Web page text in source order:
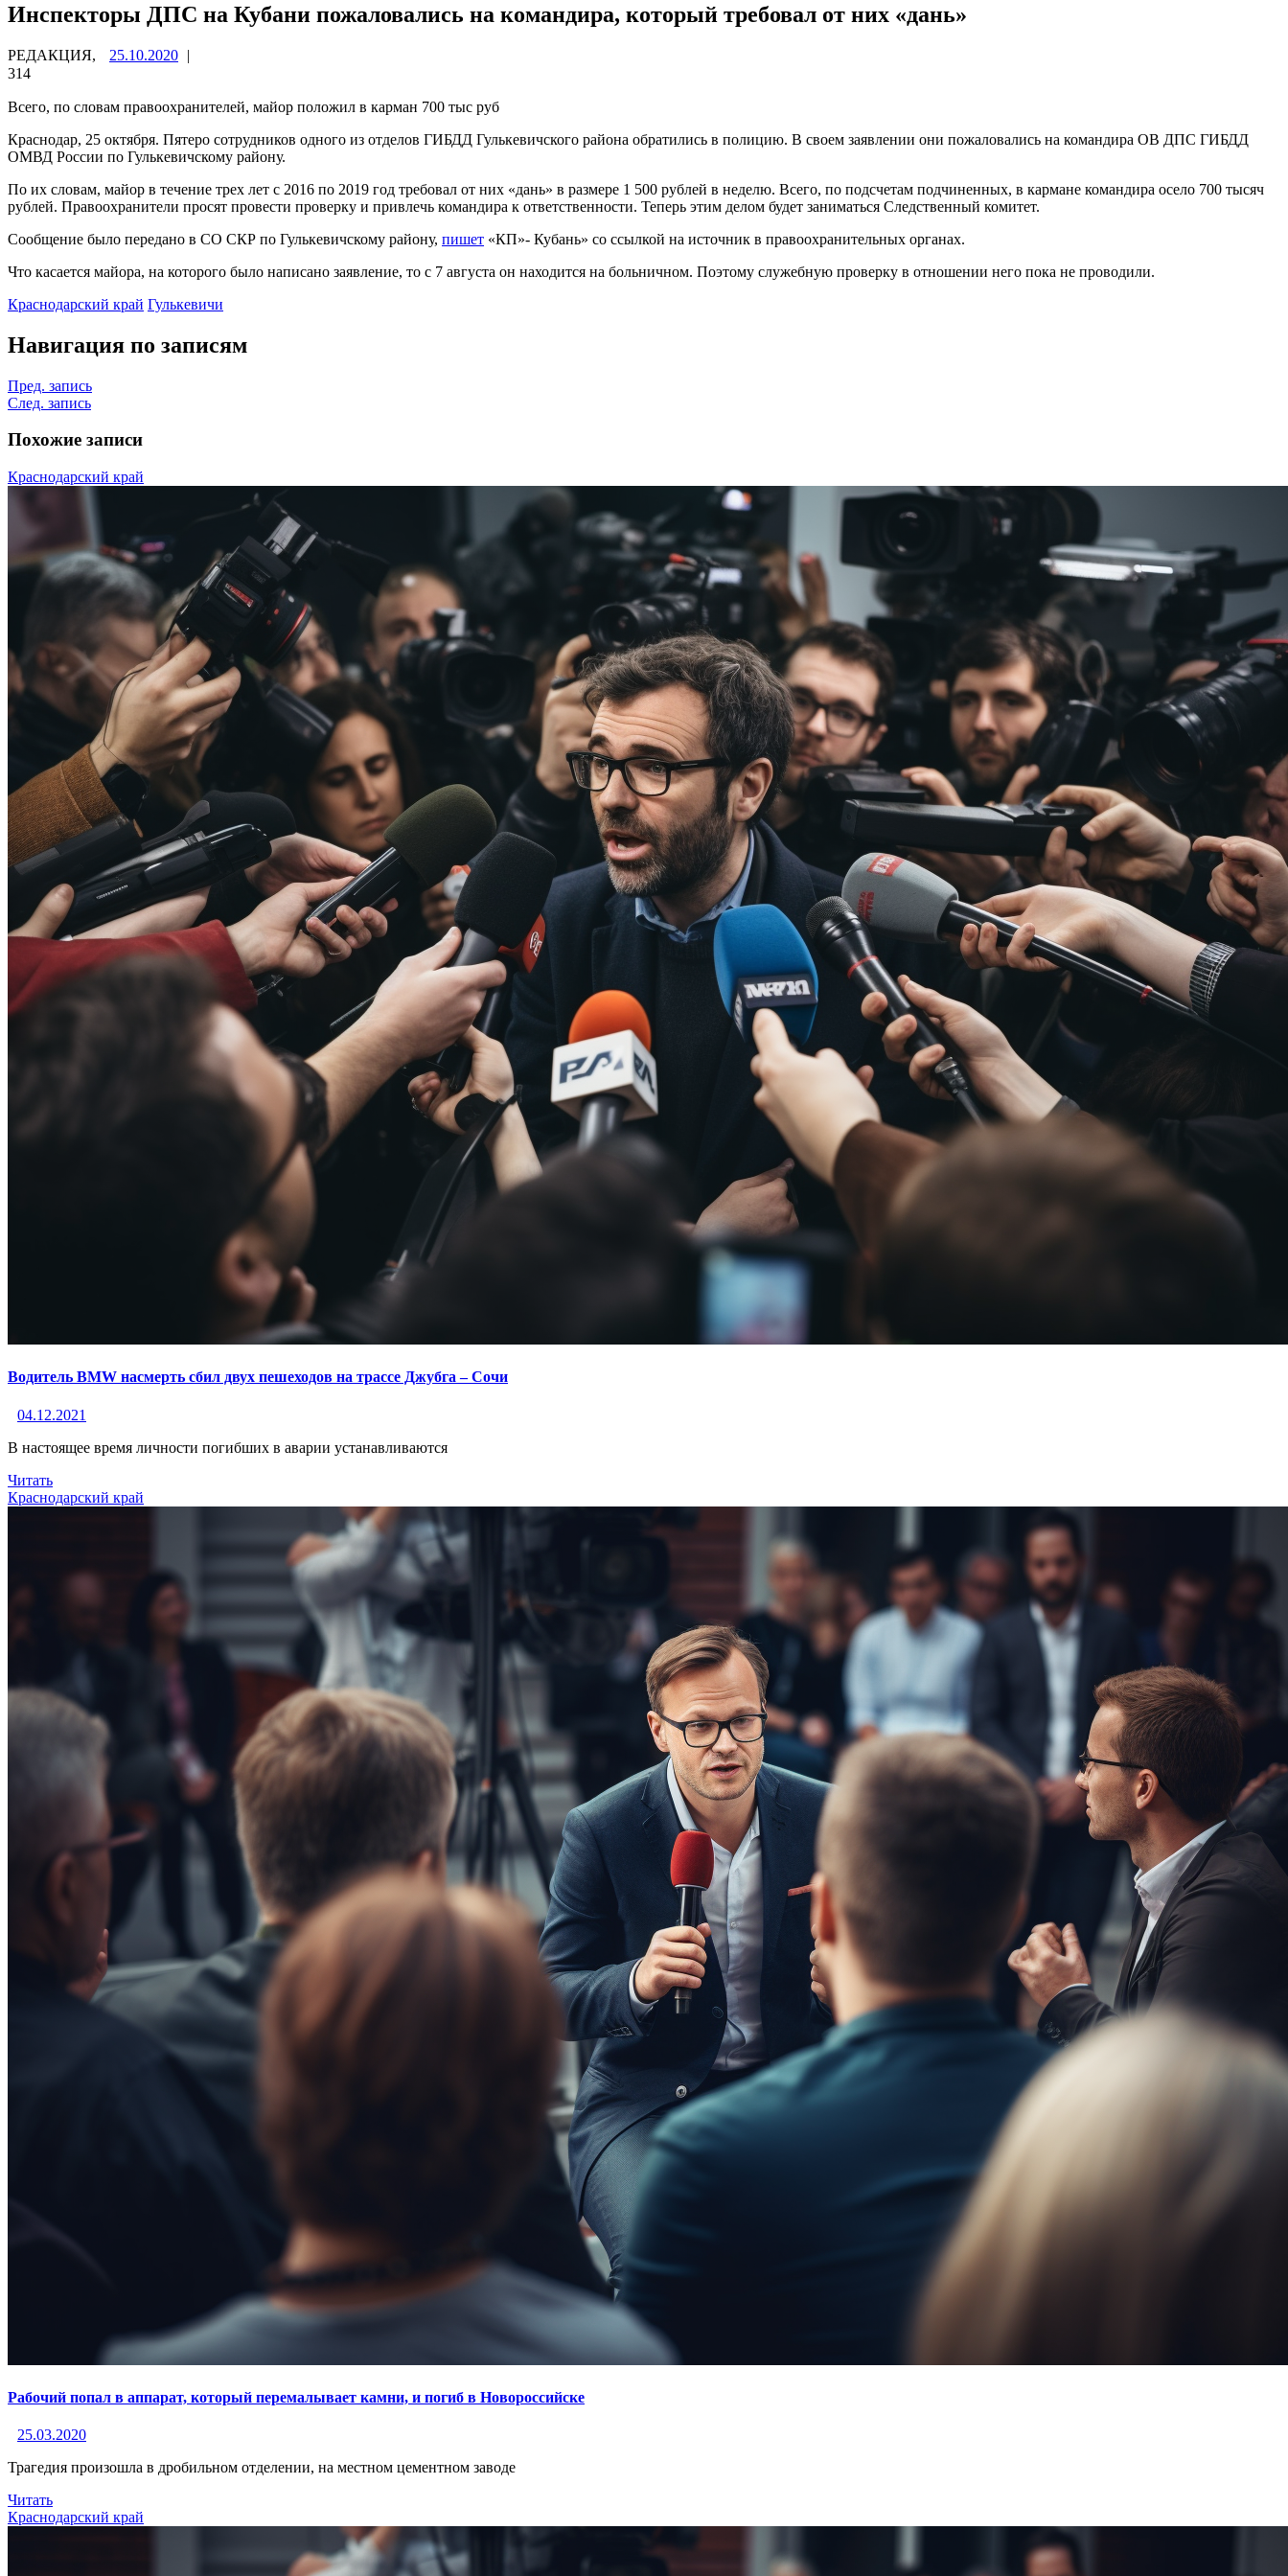
Инспекторы ДПС на Кубани пожаловались на командира, который требовал от них «дань»
РЕДАКЦИЯ, 25.10.2020 |
314
Всего, по словам правоохранителей, майор положил в карман 700 тыс руб
Краснодар, 25 октября. Пятеро сотрудников одного из отделов ГИБДД Гулькевичского района обратились в полицию. В своем заявлении они пожаловались на командира ОВ ДПС ГИБДД
ОМВД России по Гулькевичскому району.
По их словам, майор в течение трех лет с 2016 по 2019 год требовал от них «дань» в размере 1 500 рублей в неделю. Всего, по подсчетам подчиненных, в кармане командира осело 700 тысяч
рублей. Правоохранители просят провести проверку и привлечь командира к ответственности. Теперь этим делом будет заниматься Следственный комитет.
Сообщение было передано в СО СКР по Гулькевичскому району, пишет «КП»- Кубань» со ссылкой на источник в правоохранительных органах.
Что касается майора, на которого было написано заявление, то с 7 августа он находится на больничном. Поэтому служебную проверку в отношении него пока не проводили.
Краснодарский край Гулькевичи
Навигация по записям
Пред. запись
След. запись
Похожие записи
Краснодарский край
Водитель BMW насмерть сбил двух пешеходов на трассе Джубга – Сочи
04.12.2021
В настоящее время личности погибших в аварии устанавливаются
Читать
Краснодарский край
Рабочий попал в аппарат, который перемалывает камни, и погиб в Новороссийске
25.03.2020
Трагедия произошла в дробильном отделении, на местном цементном заводе
Читать
Краснодарский край